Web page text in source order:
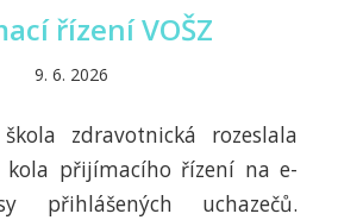
řízení VOŠZ
9. 6. 2026
zdravotnická rozeslala
kola přijímacího řízení na e-
přihlášených uchazečů.